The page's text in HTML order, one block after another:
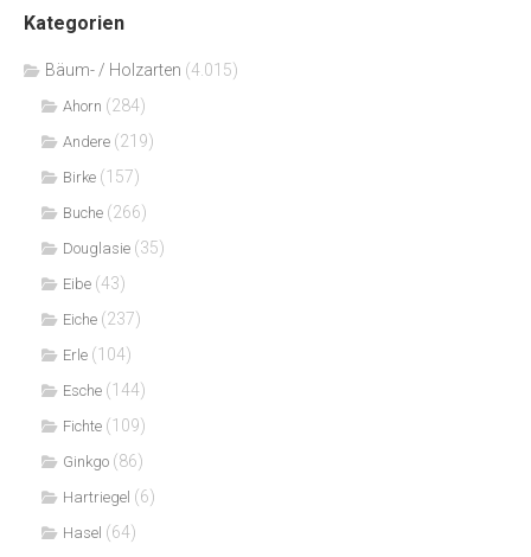
Kategorien
Bäum- / Holzarten (4.015)
Ahorn (284)
Andere (219)
Birke (157)
Buche (266)
Douglasie (35)
Eibe (43)
Eiche (237)
Erle (104)
Esche (144)
Fichte (109)
Ginkgo (86)
Hartriegel (6)
Hasel (64)